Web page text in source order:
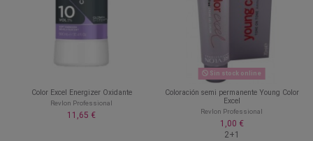
Color Excel Energizer Oxidante
Revlon Professional
11,65 €
Sin stock online
Coloración semi permanente Young Color
Excel
Revlon Professional
1,00 €
2+1